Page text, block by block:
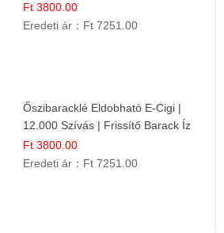
Ft 3800.00
Eredeti ár： Ft 7251.00
Őszibaracklé Eldobható E-Cigi |
12.000 Szívás | Frissítő Barack Íz
Ft 3800.00
Eredeti ár： Ft 7251.00